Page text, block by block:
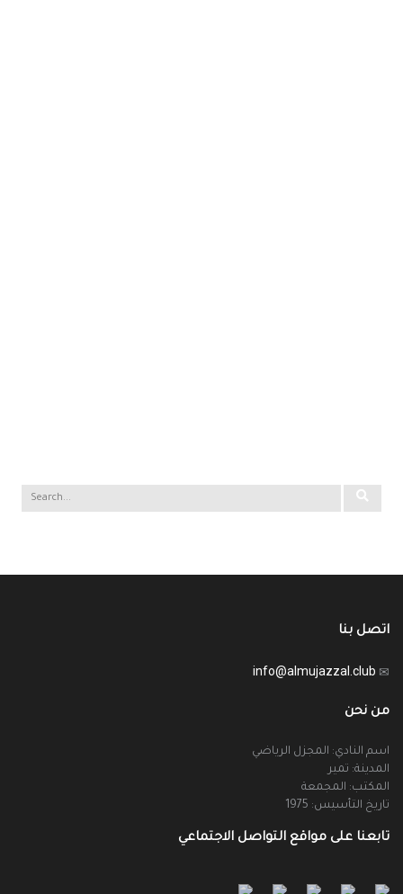
اتصل بنا
info@almujazzal.club
من نحن
اسم النادي: المجزل الرياضي
المدينة: تمير
المكتب: المجمعة
تاريخ التأسيس: 1975
تابعنا على مواقع التواصل الاجتماعي